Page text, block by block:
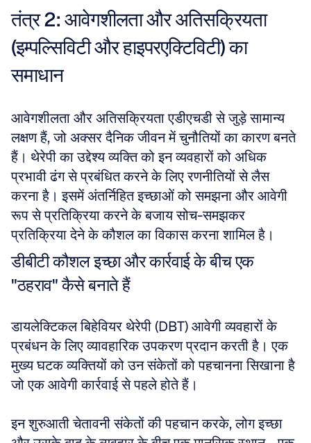
तंत्र 2: आवेगशीलता और अतिसक्रियता
(इम्पल्सिविटी और हाइपरएक्टिविटी) का
समाधान
आवेगशीलता और अतिसक्रियता एडीएचडी से जुड़े सामान्य
लक्षण हैं, जो अक्सर दैनिक जीवन में चुनौतियों का कारण बनते
हैं। थेरेपी का उद्देश्य व्यक्ति को इन व्यवहारों को अधिक
प्रभावी ढंग से प्रबंधित करने के लिए रणनीतियों से लैस
करना है। इसमें अंतर्निहित इच्छाओं को समझना और आवेगी
रूप से प्रतिक्रिया करने के बजाय सोच-समझकर
प्रतिक्रिया देने के कौशल का विकास करना शामिल है।
डीबीटी कौशल इच्छा और कार्रवाई के बीच एक
"ठहराव" कैसे बनाते हैं
डायलेक्टिकल बिहेवियर थेरेपी (DBT) आवेगी व्यवहारों के
प्रबंधन के लिए व्यावहारिक उपकरण प्रदान करती है। एक
मुख्य घटक व्यक्तियों को उन संकेतों को पहचानना सिखाना है
जो एक आवेगी कार्रवाई से पहले होते हैं।
इन शुरुआती चेतावनी संकेतों की पहचान करके, लोग इच्छा